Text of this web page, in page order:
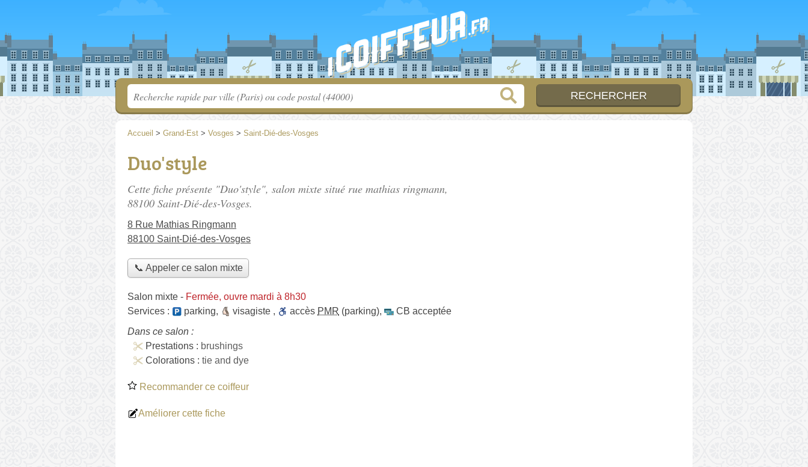
Accueil > Grand-Est > Vosges > Saint-Dié-des-Vosges
Duo'style
Cette fiche présente "Duo'style", salon mixte situé rue mathias ringmann,
88100 Saint-Dié-des-Vosges.
8 Rue Mathias Ringmann
88100 Saint-Dié-des-Vosges
📞 Appeler ce salon mixte
Salon mixte - Fermée, ouvre mardi à 8h30
Services :
parking, visagiste , accès PMR (parking),
CB acceptée
Dans ce salon :
Prestations : brushings
Colorations : tie and dye
Recommander ce coiffeur
Améliorer cette fiche